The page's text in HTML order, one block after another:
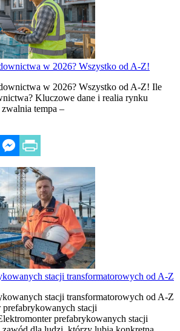
w 2026? Wszystko od A-Z!
w 2026? Wszystko od A-Z! Ile
Kluczowe dane i realia rynku
tempa –
stacji transformatorowych od A-Z
stacji transformatorowych od A-Z
stacji
prefabrykowanych stacji